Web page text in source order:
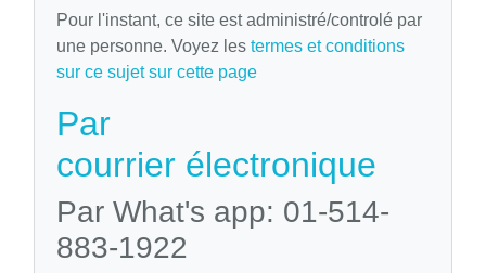
Pour l'instant, ce site est administré/controlé par
une personne. Voyez les termes et conditions
sur ce sujet sur cette page
Par
courrier électronique
Par What's app: 01-514-
883-1922